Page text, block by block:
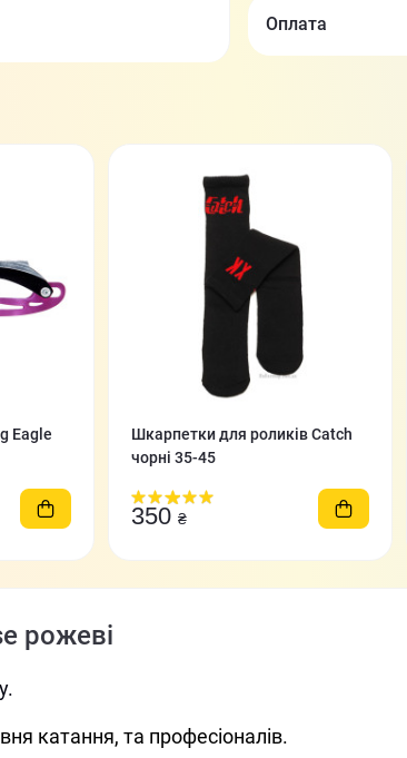
Оплата
Eagle
Шкарпетки для роликів Catch
чорні 35-45
350 ₴
рожеві
катання, та професіоналів.